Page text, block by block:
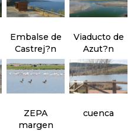
Embalse de
Castrej?n
Viaducto de
Azut?n
ZEPA
margen
cuenca